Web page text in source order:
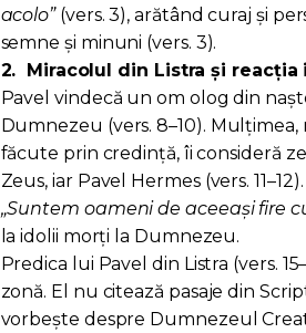
acolo”(vers. 3), arătând curaj și
semne și minuni (vers. 3).
2. Miracolul din Listra și reacția
Pavel vindecă un om olog din
Dumnezeu (vers. 8–10).
făcute prin credință, îi consideră
Zeus, iar Pavel Hermes (vers.
„Suntem oameni de aceeași fire
la idolii morți la Dumnezeu.
Predica lui Pavel din Listra (vers.
zonă. El nu citează pasaje din
vorbește despre Dumnezeul